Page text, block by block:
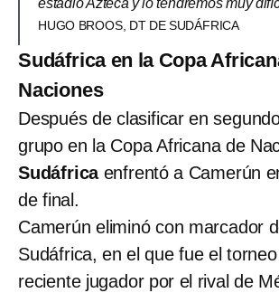
estadio Azteca y lo tendremos muy
HUGO BROOS, DT DE SUDÁFRICA
Sudáfrica en la Copa
Naciones
Después de clasificar en
grupo en la Copa Africana de
Sudáfrica enfrentó a Camerún
de final.
Camerún eliminó con marcador
Sudáfrica, en el que fue el
reciente jugador por el rival de